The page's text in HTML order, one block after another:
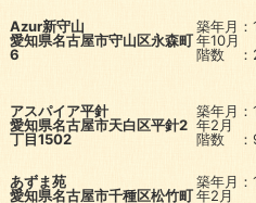
Azur新守山
愛知県名古屋市守山区永森町
6
築年月
年10月
階数 ：
アスパイア平針
愛知県名古屋市天白区平針2
丁目1502
築年月：
年2月
階数 ：
あずま苑
愛知県名古屋市千種区松竹町
築年月：
年2月